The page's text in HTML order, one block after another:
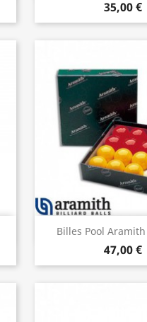
35,00 €
Billes Pool
47,00 €
Aperçu